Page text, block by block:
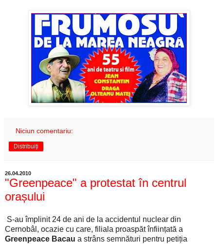
Niciun comentariu:
Distribuiți
26.04.2010
"Greenpeace" a protestat în centrul
orașului
S-au împlinit 24 de ani de la accidentul nuclear din
Cernobâl, ocazie cu care, filiala proaspăt înființată a
Greenpeace Bacau a strâns semnături pentru petiția